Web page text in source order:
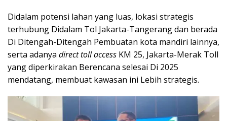
Didalam potensi lahan yang luas, lokasi strategis
terhubung Didalam Tol Jakarta-Tangerang dan berada
Di Ditengah-Ditengah Pembuatan kota mandiri lainnya,
serta adanya direct toll access KM 25, Jakarta-Merak Toll
yang diperkirakan Berencana selesai Di 2025
mendatang, membuat kawasan ini Lebih strategis.